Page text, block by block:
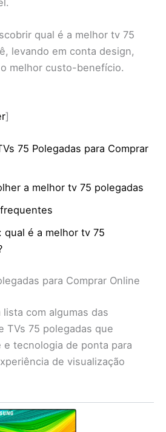
qual é a melhor tv 75
levando em conta design,
melhor custo-benefício.
]
75 Polegadas para Comprar
a melhor tv 75 polegadas
qual é a melhor tv 75
para Comprar Online
com algumas das
TVs 75 polegadas que
e tecnologia de ponta para
de visualização